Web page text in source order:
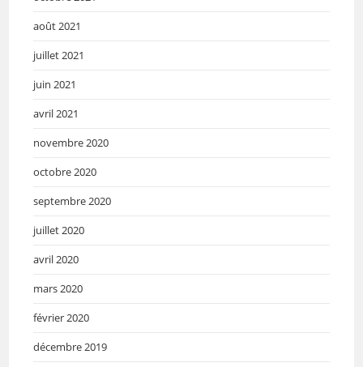
août 2021
juillet 2021
juin 2021
avril 2021
novembre 2020
octobre 2020
septembre 2020
juillet 2020
avril 2020
mars 2020
février 2020
décembre 2019